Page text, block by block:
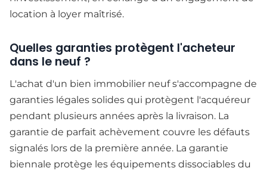
location à loyer maîtrisé.
Quelles garanties protègent l'acheteur
dans le neuf ?
L'achat d'un bien immobilier neuf s'accompagne de
garanties légales solides qui protègent l'acquéreur
pendant plusieurs années après la livraison. La
garantie de parfait achèvement couvre les défauts
signalés lors de la première année. La garantie
biennale protège les équipements dissociables du